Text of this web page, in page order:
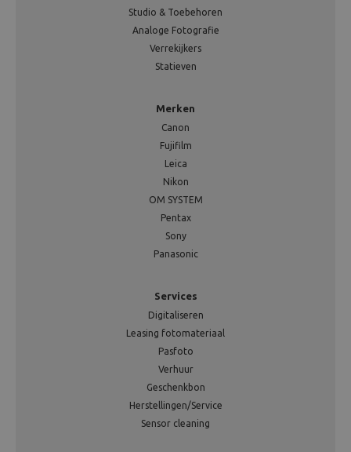
Studio & Toebehoren
Analoge Fotografie
Verrekijkers
Statieven
Merken
Canon
Fujifilm
Leica
Nikon
OM SYSTEM
Pentax
Sony
Panasonic
Services
Digitaliseren
Leasing fotomateriaal
Pasfoto
Verhuur
Geschenkbon
Herstellingen/Service
Sensor cleaning